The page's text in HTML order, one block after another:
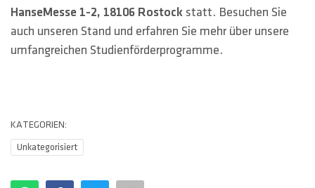
HanseMesse 1-2, 18106 Rostock statt. Besuchen Sie
auch unseren Stand und erfahren Sie mehr über unsere
umfangreichen Studienförderprogramme.
KATEGORIEN:
Unkategorisiert